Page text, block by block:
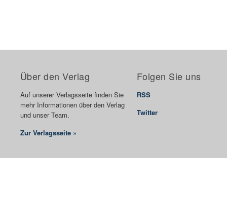
Über den Verlag
Auf unserer Verlagsseite finden Sie
mehr Informationen über den Verlag
und unser Team.
Zur Verlagsseite »
Folgen Sie uns
RSS
Twitter